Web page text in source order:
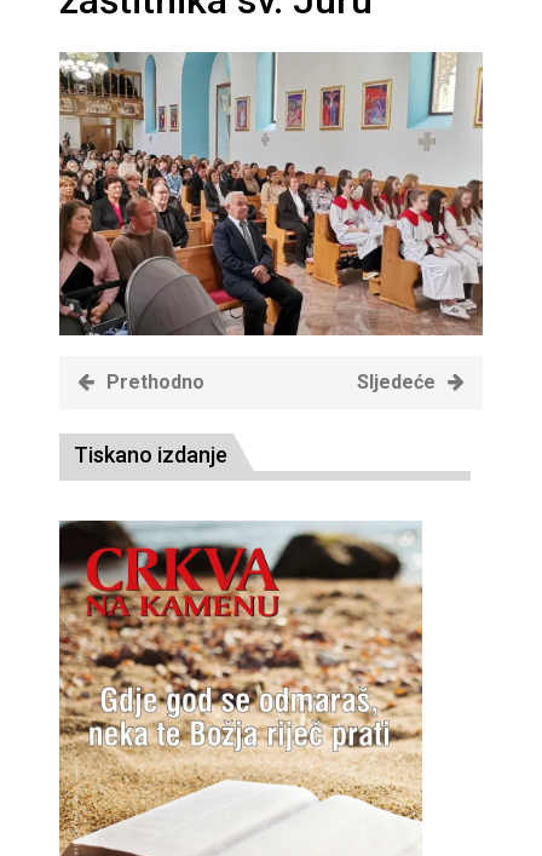
Prethodno Sljedeće
Tiskano izdanje